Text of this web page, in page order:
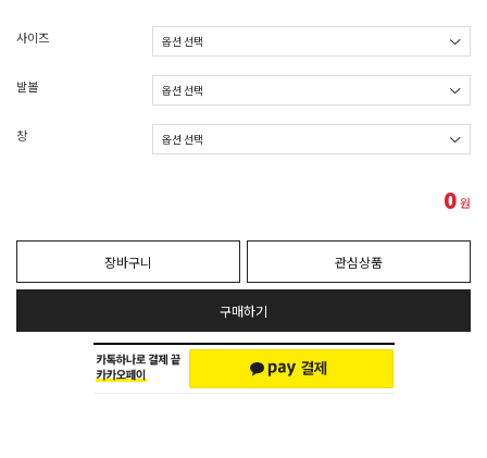
사이즈
발볼
창
0원
장바구니 관심상품
구매하기